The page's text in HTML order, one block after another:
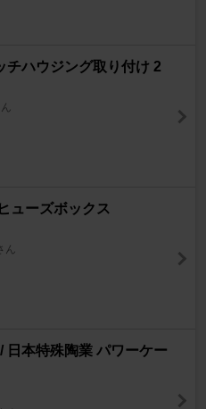
チハウジング取り付け 2
ューズボックス
ん
日本特殊陶業 パワーケー